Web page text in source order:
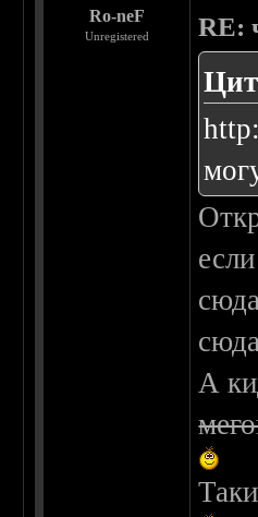
Ro-neF
Unregistered RE:
А